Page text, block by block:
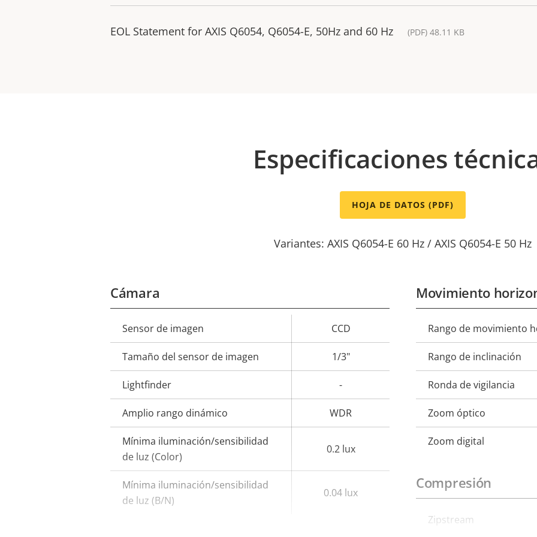
EOL Statement for AXIS Q6054, Q6054-E, 50Hz and 60 Hz (PDF) 48.11 KB
Especificaciones
HOJA DE DATOS (PDF)
Variantes: AXIS Q6054-E 60 Hz / AXIS Q6054-E 50 Hz
Cámara
Descripción
de
propiedad
propiedad
Sensor de imagen CCD
Tamaño del sensor de imagen 1/3"
Lightfinder -
Amplio rango dinámico WDR
Mínima iluminación/sensibilidad
de luz (Color)
0.2 lux
Mínima iluminación/sensibilidad
de luz (B/N)
0.04 lux
Movimiento
Descripción
de
propiedad
Rango de movimiento
Rango de inclinación
Ronda de vigilancia
Zoom óptico
Zoom digital
Compresión
Descripción
Zipstream